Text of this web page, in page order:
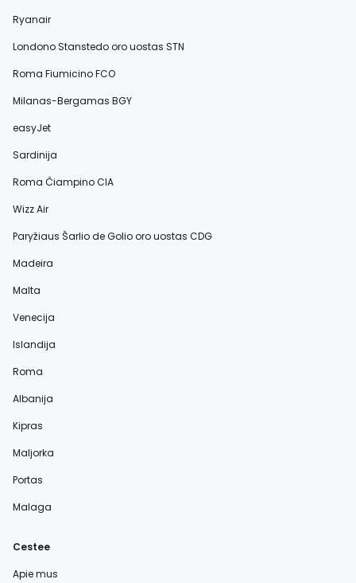
Ryanair
Londono Stanstedo oro uostas STN
Roma Fiumicino FCO
Milanas-Bergamas BGY
easyJet
Sardinija
Roma Čiampino CIA
Wizz Air
Paryžiaus Šarlio de Golio oro uostas CDG
Madeira
Malta
Venecija
Islandija
Roma
Albanija
Kipras
Maljorka
Portas
Malaga
Cestee
Apie mus